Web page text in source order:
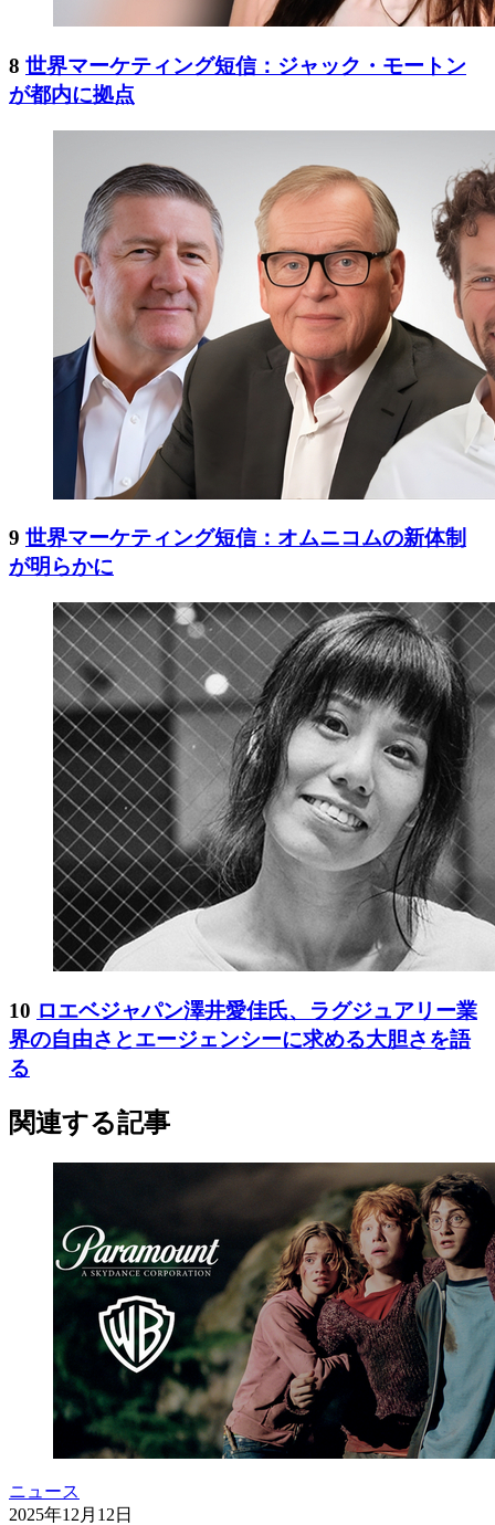
8 世界マーケティング短信：ジャック・モートン
が都内に拠点
9 世界マーケティング短信：オムニコムの新体制
が明らかに
10 ロエベジャパン澤井愛佳氏、ラグジュアリー業
界の自由さとエージェンシーに求める大胆さを語
る
関連する記事
ニュース
2025年12月12日